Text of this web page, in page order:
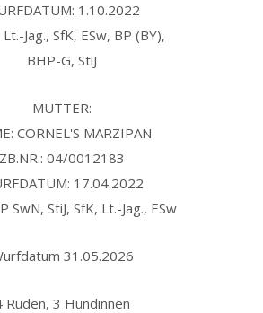
1.10.2022
Jag., SfK, ESw, BP (BY),
BHP-G, StiJ
MUTTER:
CORNEL'S MARZIPAN
ZB.NR.: 04/0012183
17.04.2022
SwN, StiJ, SfK, Lt.-Jag., ESw
31.05.2026
Rüden, 3 Hündinnen